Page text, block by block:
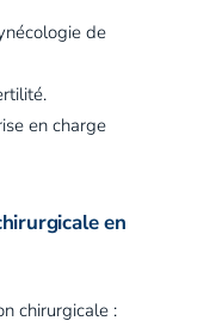
de
en charge
en
chirurgicale :